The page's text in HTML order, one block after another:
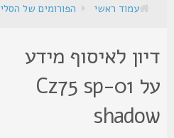
עמוד ראשי הפורומים של הסליק
לאיסוף מידע
על Cz75 sp-01